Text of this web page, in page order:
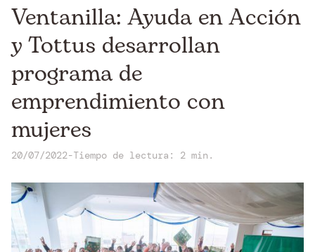
Ventanilla: Ayuda en Acción
y Tottus desarrollan
programa de
emprendimiento con
mujeres
20/07/2022-Tiempo de lectura: 2 min.